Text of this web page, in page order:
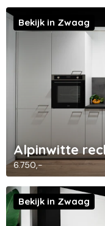
Alpinwitte
6.750,-
Bekijk in Zwaag
Bekijk in Zwaag